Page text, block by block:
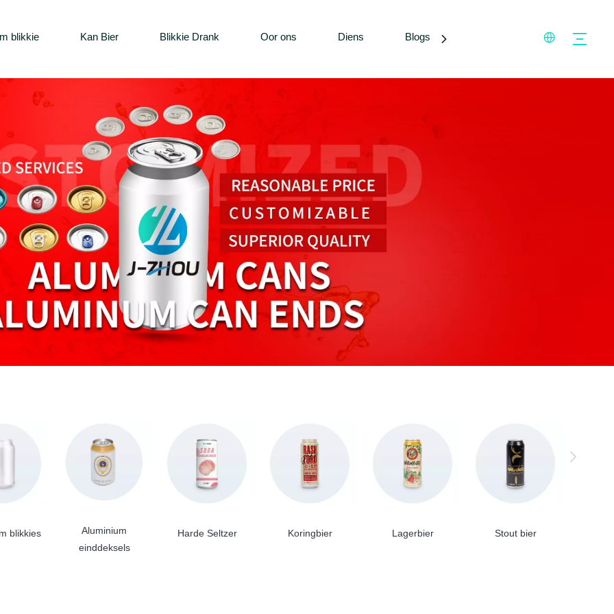
blikkie Kan Bier Blikkie Drank Oor ons Diens Blogs
Koringbier Lagerbier Stout bier